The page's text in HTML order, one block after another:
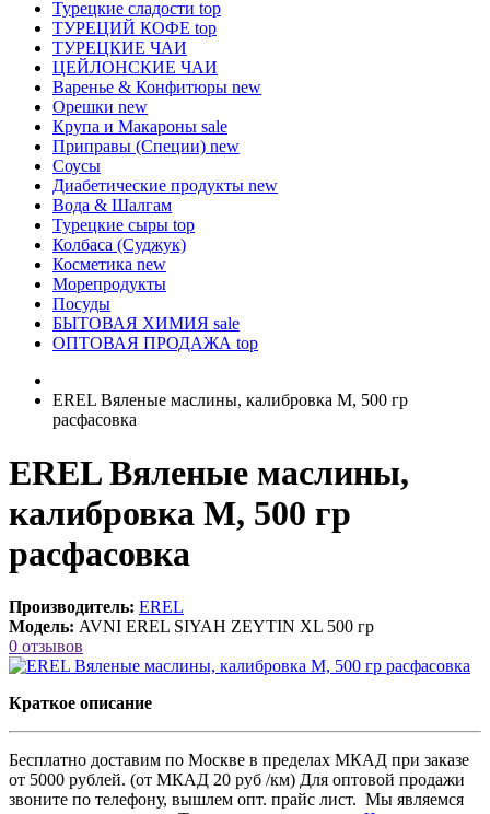
Турецкие сладости top
ТУРЕЦИЙ КОФЕ top
ТУРЕЦКИЕ ЧАИ
ЦЕЙЛОНСКИЕ ЧАИ
Варенье & Конфитюры new
Орешки new
Крупа и Макароны sale
Приправы (Специи) new
Соусы
Диабетические продукты new
Вода & Шалгам
Турецкие сыры top
Колбаса (Суджук)
Косметика new
Морепродукты
Посуды
БЫТОВАЯ ХИМИЯ sale
ОПТОВАЯ ПРОДАЖА top
EREL Вяленые маслины, калибровка M, 500 гр
расфасовка
EREL Вяленые маслины,
калибровка M, 500 гр
расфасовка
Производитель: EREL
Модель: AVNI EREL SIYAH ZEYTIN XL 500 гр
0 отзывов
Краткое описание
Бесплатно доставим по Москве в пределах МКАД при заказе
от 5000 рублей. (от МКАД 20 руб /км) Для оптовой продажи
звоните по телефону, вышлем опт. прайс лист. Мы являемся